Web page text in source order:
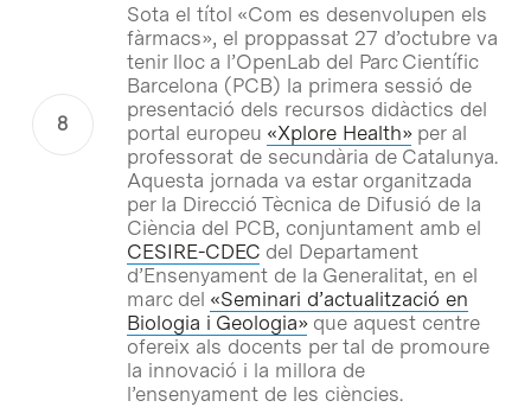
Sota el títol «Com es desenvolupen els
fàrmacs», el proppassat 27 d’octubre va
tenir lloc a l’OpenLab del Parc Científic
Barcelona (PCB) la primera sessió de
presentació dels recursos didàctics del
portal europeu «Xplore Health»per al
professorat de secundària de Catalunya.
Aquesta jornada va estar organitzada
per la Direcció Tècnica de Difusió de la
Ciència del PCB, conjuntament amb el
CESIRE-CDECdel Departament
d’Ensenyament de la Generalitat, en el
marc del «Seminari d’actualització en
Biologia i Geologia»que aquest centre
ofereix als docents per tal de promoure
la innovació i la millora de
l’ensenyament de les ciències.